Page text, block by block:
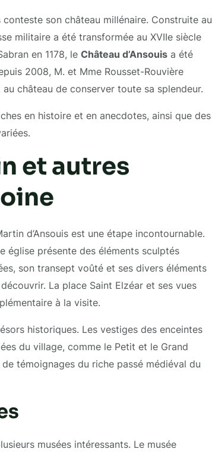
son château millénaire. Construite au
militaire a été transformée au XVIIe siècle
en 1178, le Château d’Ansouisa été
2008, M. et Mme Rousset-Rouvière
château de conserver toute sa splendeur.
en histoire et en anecdotes, ainsi que des
et autres
d’Ansouis est une étape incontournable.
église présente des éléments sculptés
son transept voûté et ses divers éléments
La place Saint Elzéar et ses vues
à la visite.
historiques. Les vestiges des enceintes
du village, comme le Petit et le Grand
témoignages du riche passé médiéval du
musées intéressants. Le musée